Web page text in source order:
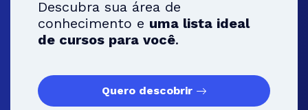
Descubra sua área de
conhecimento e uma lista ideal
de cursos para você.
Quero descobrir